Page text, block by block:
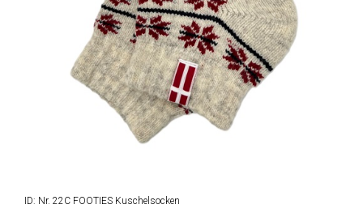
ID: Nr. 22C FOOTIES Kuschelsocken